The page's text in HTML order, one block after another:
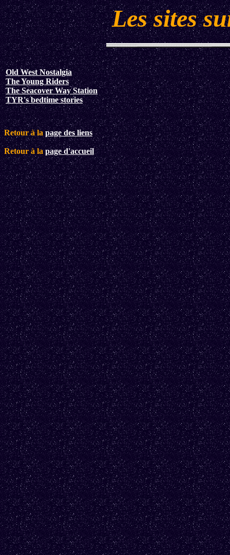
Les sites
Old West Nostalgia
The Young Riders
The Seacover Way Station
TYR's bedtime stories
Retour à la page des liens
Retour à la page d'accueil